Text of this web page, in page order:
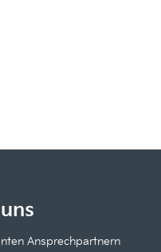
Ansprechpartnern